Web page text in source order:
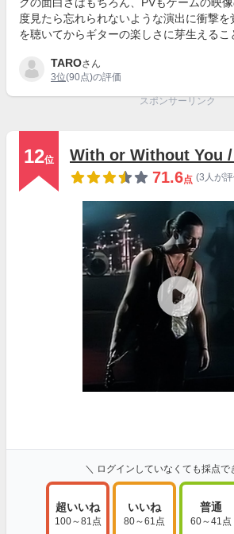
度見たら忘れられないような演出に衝撃を
を聴いてからギターの楽しさに芽生えるこ
TAROさん
3位(90点)の評価
スポンサーリンク
12位
With or Without You /
71.6点 (3人が
＼ ログインしていなくても採点で
超いいね
100～81点
いいね
80～61点
普通
60～41点